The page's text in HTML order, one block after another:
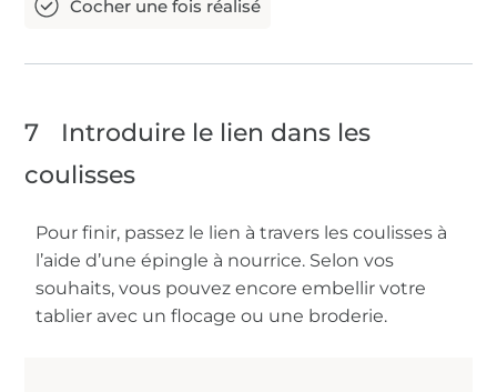
7
Introduire le lien dans les
coulisses
Pour finir, passez le lien à travers les coulisses à
l’aide d’une épingle à nourrice. Selon vos
souhaits, vous pouvez encore embellir votre
tablier avec un flocage ou une broderie.